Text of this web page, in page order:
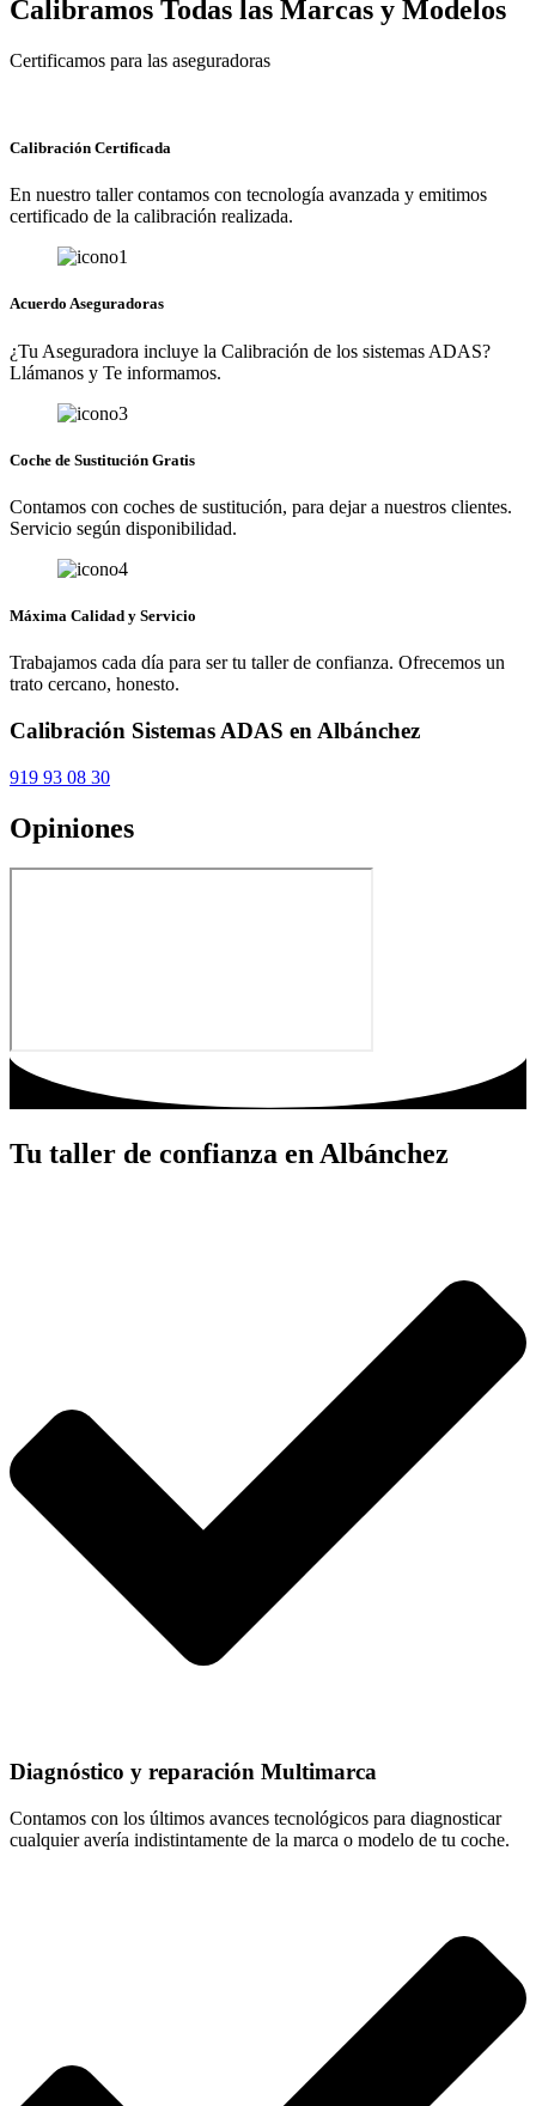
Calibramos Todas las Marcas y Modelos
Certificamos para las aseguradoras
Calibración Certificada
En nuestro taller contamos con tecnología avanzada y emitimos
certificado de la calibración realizada.
Acuerdo Aseguradoras
¿Tu Aseguradora incluye la Calibración de los sistemas ADAS?
Llámanos y Te informamos.
Coche de Sustitución Gratis
Contamos con coches de sustitución, para dejar a nuestros clientes.
Servicio según disponibilidad.
Máxima Calidad y Servicio
Trabajamos cada día para ser tu taller de confianza. Ofrecemos un
trato cercano, honesto.
Calibración Sistemas ADAS en Albánchez
919 93 08 30
Opiniones
Tu taller de confianza en Albánchez
Diagnóstico y reparación Multimarca
Contamos con los últimos avances tecnológicos para diagnosticar
cualquier avería indistintamente de la marca o modelo de tu coche.